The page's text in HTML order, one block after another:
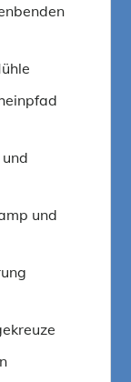
und